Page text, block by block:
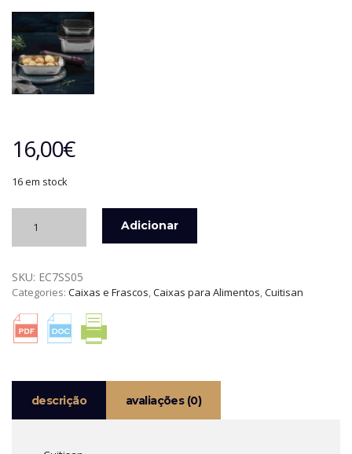
16,00€
16 em stock
CUITISAN
CAIXA
RETANGULAR
ALIMENTOS
580
Adicionar
SKU: EC7SS05
Categories: Caixas e Frascos Caixas para Alimentos Cuitisan
descrição avaliações (0)